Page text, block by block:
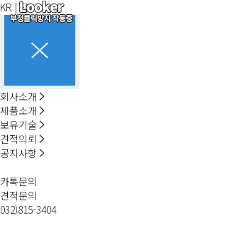
KR | EN
회사소개
제품소개
보유기술
견적의뢰
공지사항
카톡문의
견적문의
032)815-3404